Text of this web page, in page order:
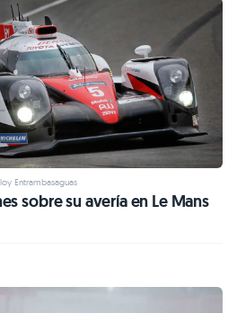
Entrambasaguas
sobre su avería en Le Mans